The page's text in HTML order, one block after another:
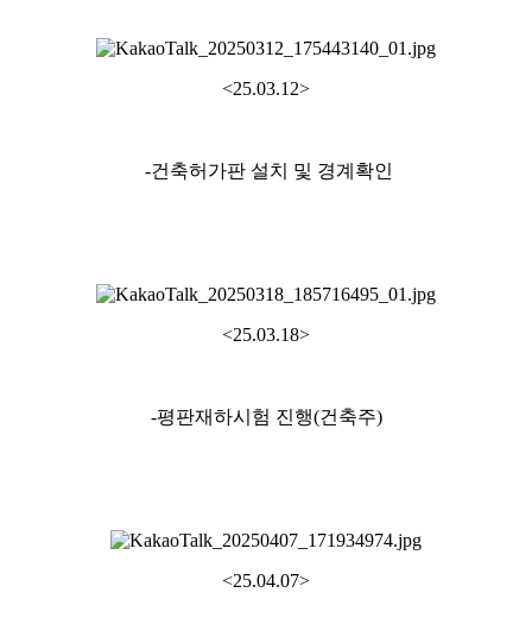
<25.03.12>
-건축허가판 설치 및 경계확인
<25.03.18>
-평판재하시험 진행(건축주)
<25.04.07>